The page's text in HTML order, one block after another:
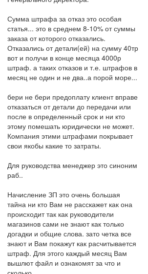
Сумма штрафа за отказ это особая
статья... это в среднем 8-10% от суммы
заказа от которого отказались.
Отказались от детали(ей) на сумму 40тр
вот и получи в конце месяца 4000р
штраф. а таких отказов и т.е. штрафов в
месяц не один и не два..а порой море...
бери не бери предоплату клиент вправе
отказаться от детали до передачи или
после в определенный срок и ни кто
этому помешать юридически не может.
Компания этими штрафами покрывает
свои якобы какие то затраты.
Для руководства менеджер это синоним
раб..
Начисление ЗП это очень большая
тайна ни кто Вам не расскажет как она
происходит так как руководители
магазинов сами не знают как только
догадки и общие слова. зато четка все
знают и Вам покажут как расчитывается
штраф. Для этого каждый месяц Вам
вышлют файл и ознакомят за что и